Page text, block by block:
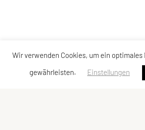
Wir verwenden Cookies, um ein
gewährleisten.
Einstellungen